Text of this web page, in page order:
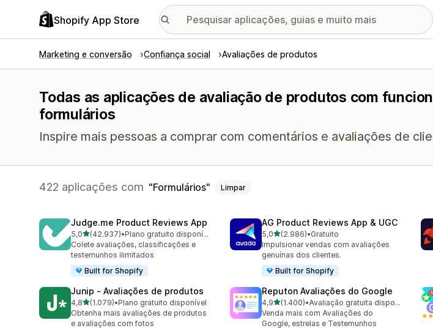
Shopify App Store
Marketing e conversão Confiança social Avaliações de produtos
Todas as aplicações de avaliação de produtos com
formulários
Inspire mais pessoas a comprar com comentários e avaliações de
422 aplicações com Formulários Limpar
Judge.me Product Reviews App
5,0de 5 estrelas
(42.937)
42937 total de avaliações
•
Plano gratuito disponível
Colete avaliações, classificações e
testemunhos ilimitados
Built for Shopify
AG Product Reviews App & UGC
5,0de 5 estrelas
(2.986)
2986 total de avaliações
•Gratuito
Impulsionar vendas com avaliações
genuínas dos clientes.
Built for Shopify
Junip ‑ Avaliações de produtos
4,8de 5 estrelas
(1.079)
1079 total de avaliações
•Plano gratuito disponível
Obtenha mais avaliações de produtos
e avaliações com fotos
Reputon Avaliações do Google
4,9de 5 estrelas
(1.400)
1400 total de avaliações
•
Avaliação gratuita disponível
Venda mais com Avaliações do
Google, estrelas e Testemunhos